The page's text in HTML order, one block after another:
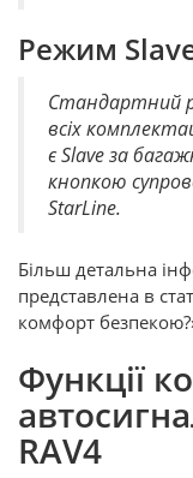
Режим
Стандартний
всіх
є Slave за
кнопкою
StarLine.
Більш детальна
представлена в
комфорт
Функції
RAV4